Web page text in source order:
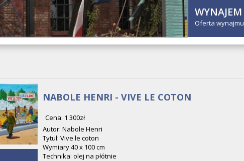
Oferta
NABOLE HENRI - VIVE LE COTON
Cena: 1 300zł
Autor: Nabole Henri
Tytuł: Vive le coton
Wymiary 40 x 100 cm
Technika: olej na płótnie